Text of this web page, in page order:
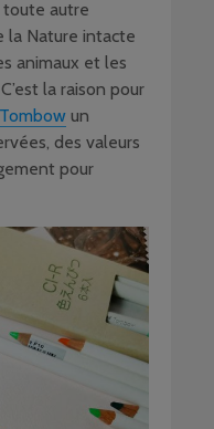
toute autre
la Nature intacte
animaux et les
la raison pour
Tombow un
des valeurs
pour